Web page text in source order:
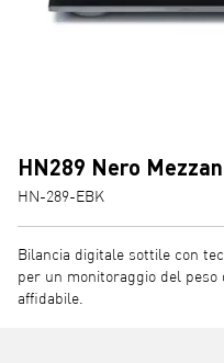
HN289 Nero
HN-289-EBK
Bilancia digitale sottile con
per un monitoraggio del peso
affidabile.